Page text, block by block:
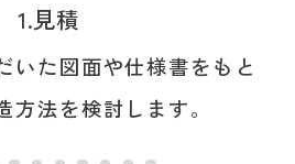
1.見積
いた図面や仕様書をもと
方法を検討します。